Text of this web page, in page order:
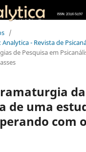
/
Analytica - Revista de
de Pesquisa em
de uma
com